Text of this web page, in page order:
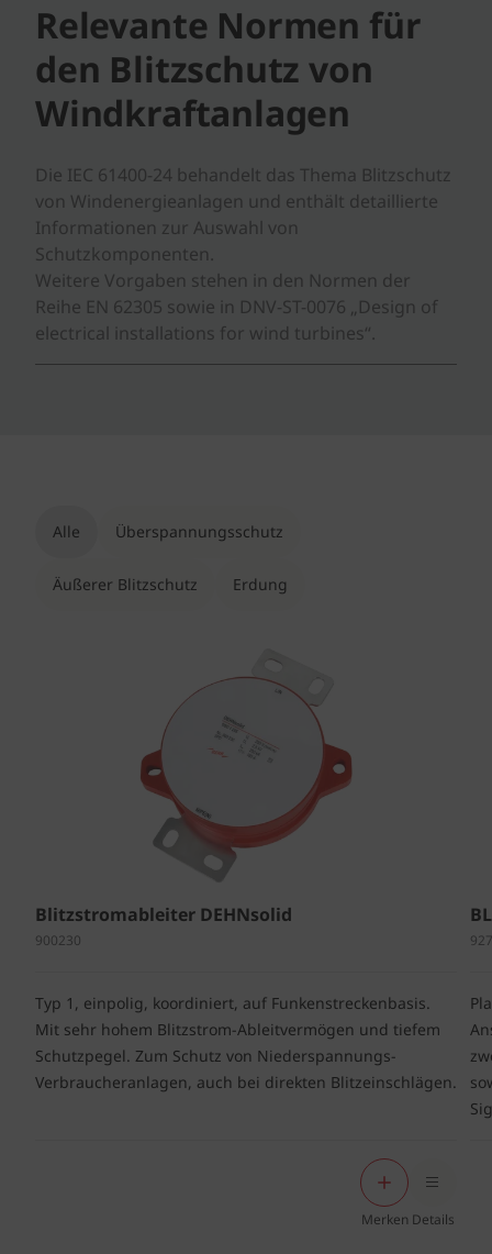
Relevante Normen für
den Blitzschutz von
Windkraftanlagen
Die IEC 61400-24 behandelt das Thema Blitzschutz
von Windenergieanlagen und enthält detaillierte
Informationen zur Auswahl von
Schutzkomponenten.
Weitere Vorgaben stehen in den Normen der
Reihe EN 62305 sowie in DNV-ST-0076 „Design of
electrical installations for wind turbines“.
Alle Überspannungsschutz
Äußerer Blitzschutz Erdung
Blitzstromableiter DEHNsolid
900230
Typ 1, einpolig, koordiniert, auf Funkenstreckenbasis.
Mit sehr hohem Blitzstrom-Ableitvermögen und tiefem
Schutzpegel. Zum Schutz von Niederspannungs-
Verbraucheranlagen, auch bei direkten Blitzeinschlägen.
Merken Details